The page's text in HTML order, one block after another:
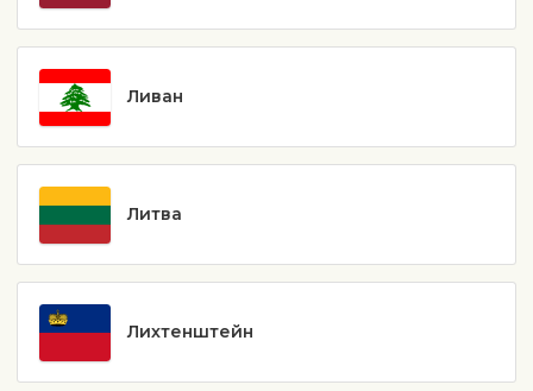
Ливан
Литва
Лихтенштейн